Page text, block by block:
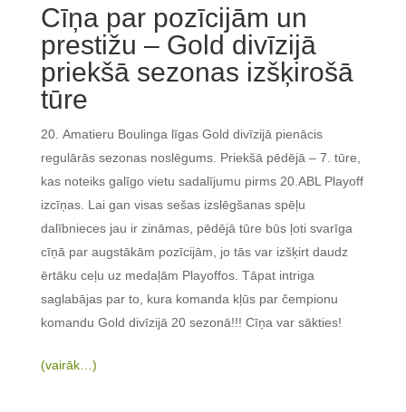
Cīņa par pozīcijām un
prestižu – Gold divīzijā
priekšā sezonas izšķirošā
tūre
Amatieru Boulinga līgas Gold divīzijā pienācis
regulārās sezonas noslēgums. Priekšā pēdējā – 7. tūre,
kas noteiks galīgo vietu sadalījumu pirms 20.ABL Playoff
izcīņas. Lai gan visas sešas izslēgšanas spēļu
dalībnieces jau ir zināmas, pēdējā tūre būs ļoti svarīga
cīņā par augstākām pozīcijām, jo tās var izšķirt daudz
ērtāku ceļu uz medaļām Playoffos. Tāpat intriga
saglabājas par to, kura komanda kļūs par čempionu
komandu Gold divīzijā 20 sezonā!!! Cīņa var sākties!
(vairāk…)